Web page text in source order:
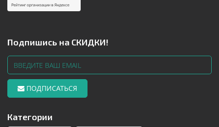
Подпишись на СКИДКИ!
ПОДПИСАТЬСЯ
Категории